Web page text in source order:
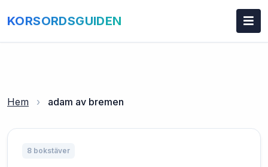
KORSORDSGUIDEN
Hem › adam av bremen
8 bokstäver